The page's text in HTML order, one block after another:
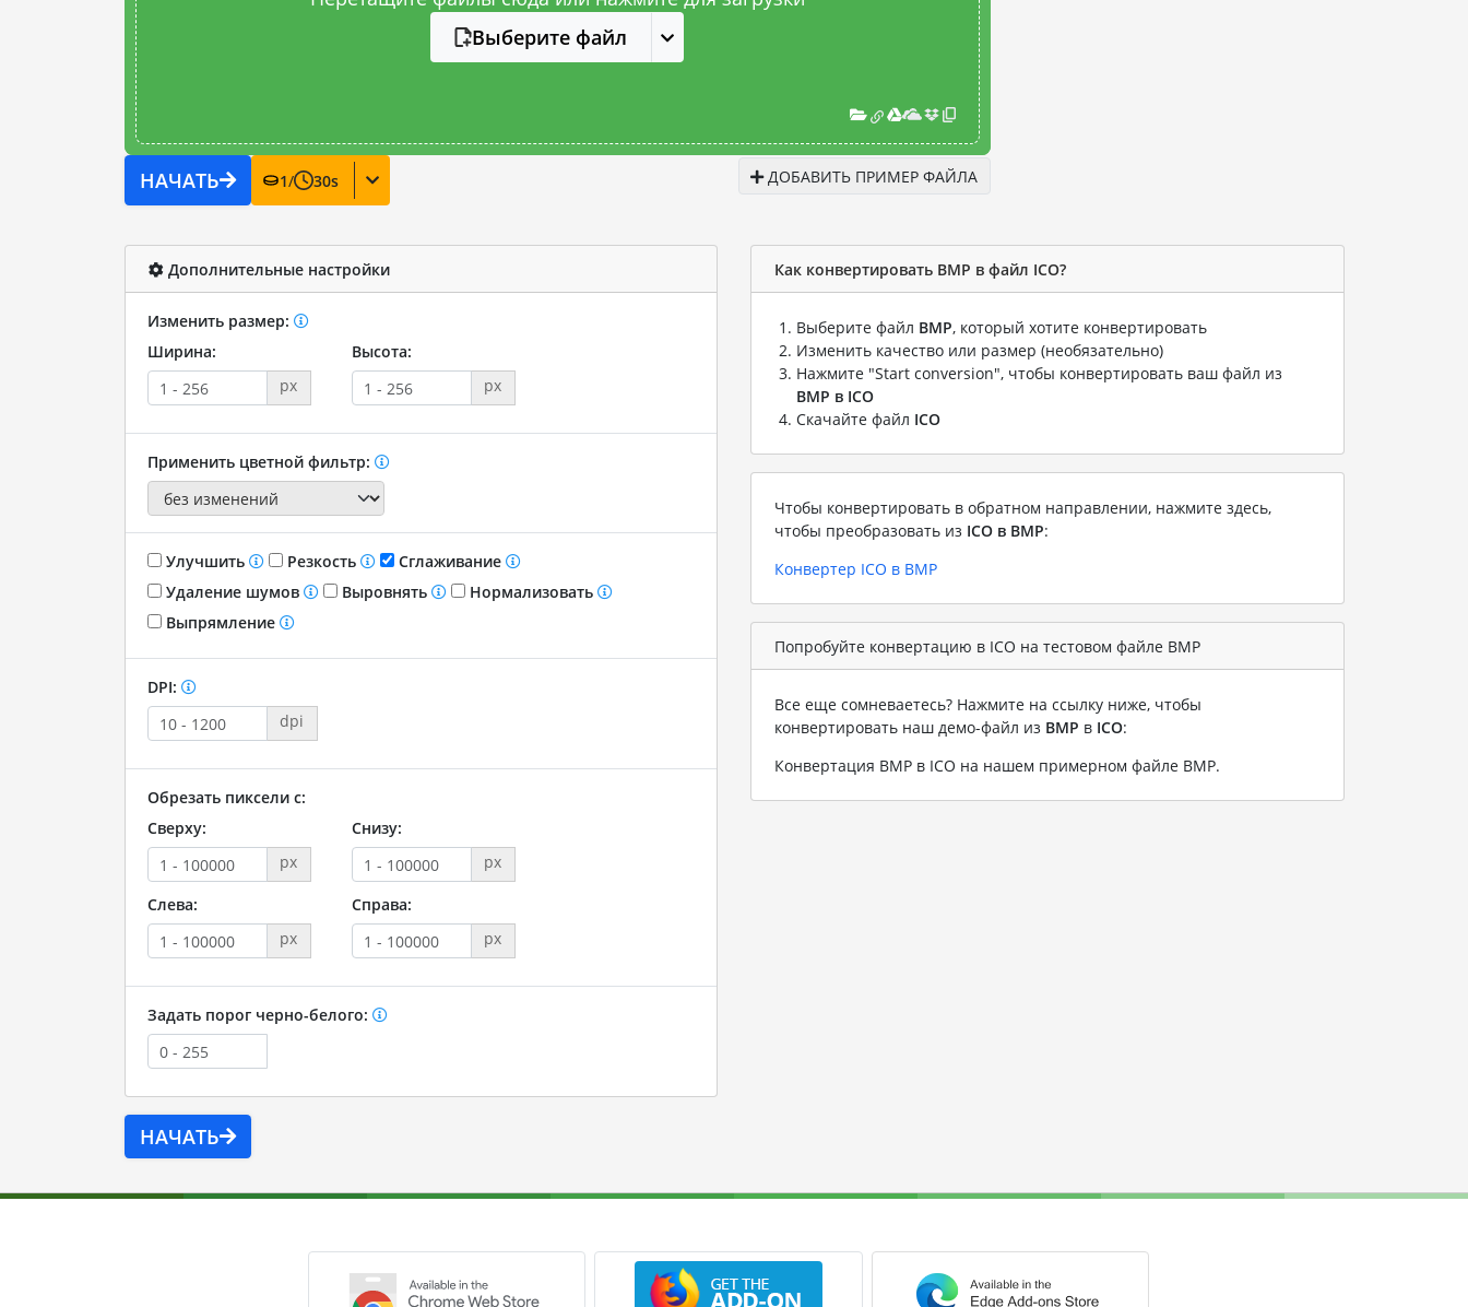
Выберите файл
НАЧАТЬ 1/ 30s ДОБАВИТЬ ПРИМЕР ФАЙЛА
Дополнительные настройки
Изменить размер:
Ширина:
px
Высота:
px
Применить цветной фильтр:
Улучшить Резкость
Сглаживание
Удаление шумов
Выровнять
Нормализовать
Выпрямление
DPI:
dpi
Обрезать пиксели с:
Сверху:
px
Снизу:
px
Слева:
px
Справа:
px
Задать порог черно-белого:
НАЧАТЬ
Как конвертировать BMP в файл ICO?
Выберите файл BMP, который хотите конвертировать
Изменить качество или размер (необязательно)
Нажмите "Start conversion", чтобы конвертировать ваш файл из
BMP в ICO
Скачайте файл ICO
Чтобы конвертировать в обратном направлении, нажмите здесь,
чтобы преобразовать из ICO в BMP:
Конвертер ICO в BMP
Попробуйте конвертацию в ICO на тестовом файле BMP
Все еще сомневаетесь? Нажмите на ссылку ниже, чтобы
конвертировать наш демо-файл из BMP в ICO:
Конвертация BMP в ICO на нашем примерном файле BMP.